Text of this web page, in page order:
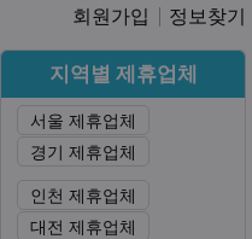
회원가입
정보찾기
지역별 제휴업체
서울 제휴업체
경기 제휴업체
인천 제휴업체
대전 제휴업체